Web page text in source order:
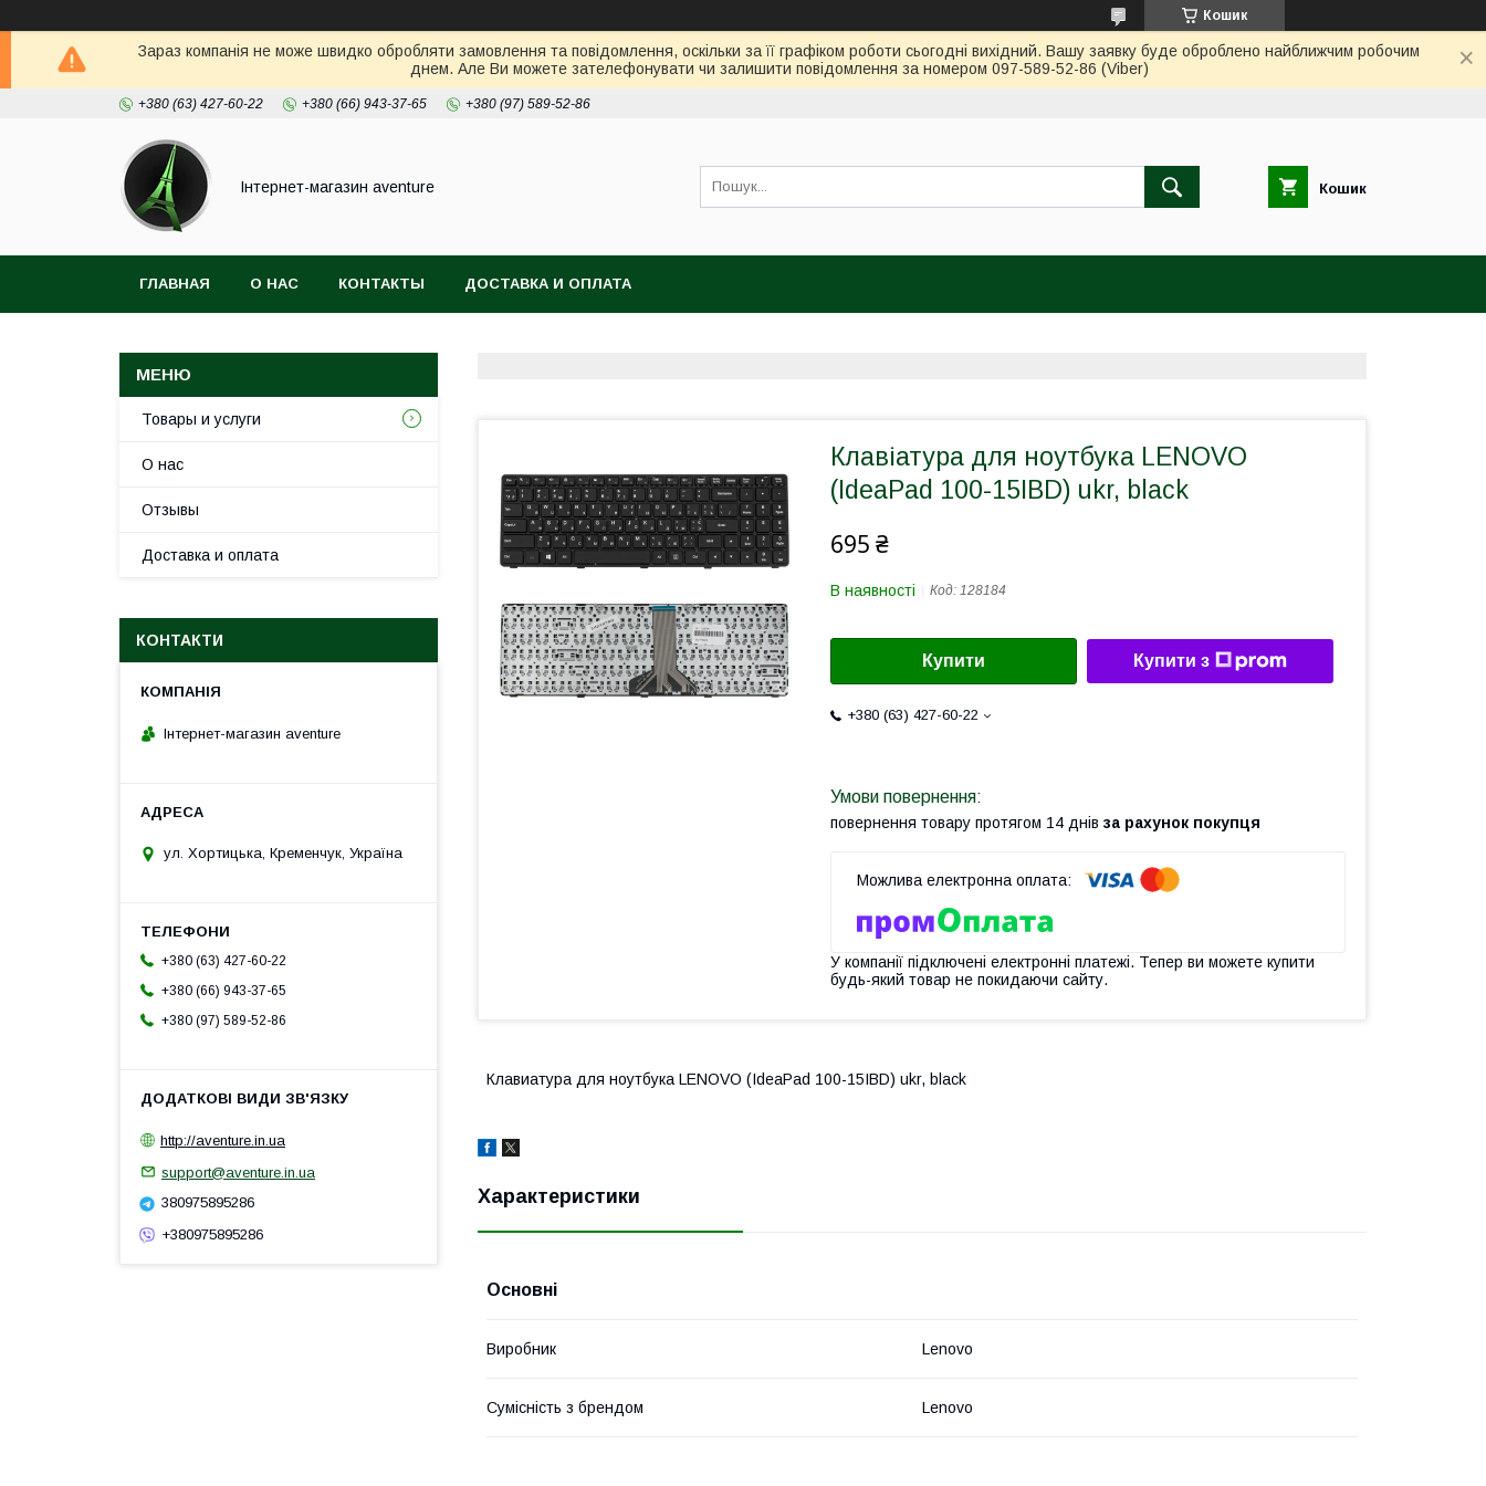
Кошик
Зараз компанія не може швидко обробляти замовлення та повідомлення, оскільки за її графіком роботи сьогодні вихідний. Вашу заявку буде оброблено найближчим робочим
днем. Але Ви можете зателефонувати чи залишити повідомлення за номером 097-589-52-86 (Viber)
+380 (63) 427-60-22 +380 (66) 943-37-65 +380 (97) 589-52-86
Інтернет-магазин aventure Кошик
ГЛАВНАЯ О НАС КОНТАКТЫ ДОСТАВКА И ОПЛАТА
Клавіатура для ноутбука LENOVO
(IdeaPad 100-15IBD) ukr, black
695 ₴
В наявності Код: 128184
Купити Купити з
+380 (63) 427-60-22
повернення товару протягом 14 днів за рахунок покупця
У компанії підключені електронні платежі. Тепер ви можете купити
будь-який товар не покидаючи сайту.
Клавиатура для ноутбука LENOVO (IdeaPad 100-15IBD) ukr, black
Характеристики
Основні
Виробник Lenovo
Сумісність з брендом Lenovo
Товары и услуги
О нас
Отзывы
Доставка и оплата
КОНТАКТИ
Інтернет-магазин aventure
ул. Хортицька, Кременчук, Україна
+380 (63) 427-60-22
+380 (66) 943-37-65
+380 (97) 589-52-86
http://aventure.in.ua
support@aventure.in.ua
380975895286
+380975895286